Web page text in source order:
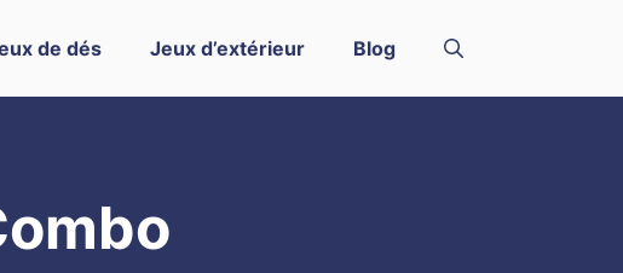
de dés Jeux d’extérieur Blog